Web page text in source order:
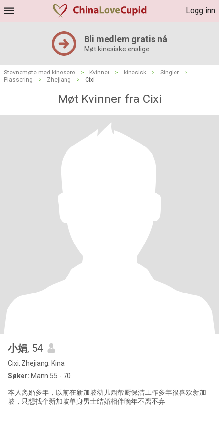
Logg inn
Bli medlem gratis nå
Møt kinesiske enslige
Stevnemøte med kinesere > Kvinner > kinesisk > Singler
>
Plassering
> Zhejiang > Cixi
Møt Kvinner fra Cixi
小娟, 54
Cixi, Zhejiang, Kina
Søker: Mann 55 - 70
本人离婚多年，以前在新加坡幼儿园帮厨保洁工作多年很喜欢新加
坡，只想找个新加坡单身男士结婚相伴晚年不离不弃